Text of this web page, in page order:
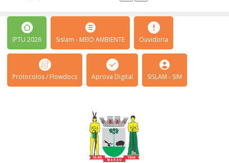
IPTU 2026 Sislam - MEIO AMBIENTE Ouvidoria
Protocolos / Flowdocs Aprova Digital SISLAM - SIM